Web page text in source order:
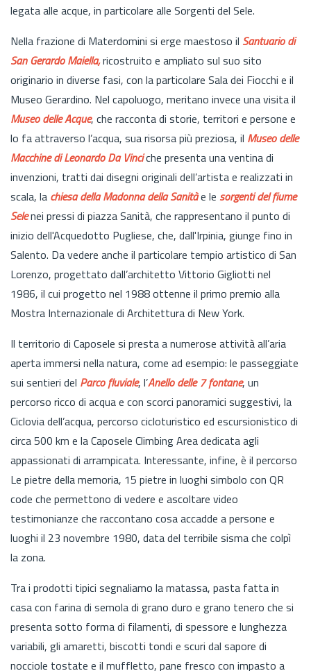
legata alle acque, in particolare alle Sorgenti del Sele.
Nella frazione di Materdomini si erge maestoso il Santuario di
San Gerardo Maiella,ricostruito e ampliato sul suo sito
originario in diverse fasi, con la particolare Sala dei Fiocchi e il
Museo Gerardino. Nel capoluogo, meritano invece una visita il
Museo delle Acque, che racconta di storie, territori e persone e
lo fa attraverso l’acqua, sua risorsa più preziosa, il Museo delle
Macchine di Leonardo Da Vinciche presenta una ventina di
invenzioni, tratti dai disegni originali dell’artista e realizzati in
scala, la chiesa della Madonna della Sanitàe le sorgenti del fiume
Selenei pressi di piazza Sanità, che rappresentano il punto di
inizio dell'Acquedotto Pugliese, che, dall'Irpinia, giunge fino in
Salento. Da vedere anche il particolare tempio artistico di San
Lorenzo, progettato dall’architetto Vittorio Gigliotti nel
1986, il cui progetto nel 1988 ottenne il primo premio alla
Mostra Internazionale di Architettura di New York.
Il territorio di Caposele si presta a numerose attività all’aria
aperta immersi nella natura, come ad esempio: le passeggiate
sui sentieri del Parco fluviale, l’Anello delle 7 fontane, un
percorso ricco di acqua e con scorci panoramici suggestivi, la
Ciclovia dell’acqua, percorso cicloturistico ed escursionistico di
circa 500 km e la Caposele Climbing Area dedicata agli
appassionati di arrampicata. Interessante, infine, è il percorso
Le pietre della memoria, 15 pietre in luoghi simbolo con QR
code che permettono di vedere e ascoltare video
testimonianze che raccontano cosa accadde a persone e
luoghi il 23 novembre 1980, data del terribile sisma che colpì
la zona.
Tra i prodotti tipici segnaliamo la matassa, pasta fatta in
casa con farina di semola di grano duro e grano tenero che si
presenta sotto forma di filamenti, di spessore e lunghezza
variabili, gli amaretti, biscotti tondi e scuri dal sapore di
nocciole tostate e il muffletto, pane fresco con impasto a